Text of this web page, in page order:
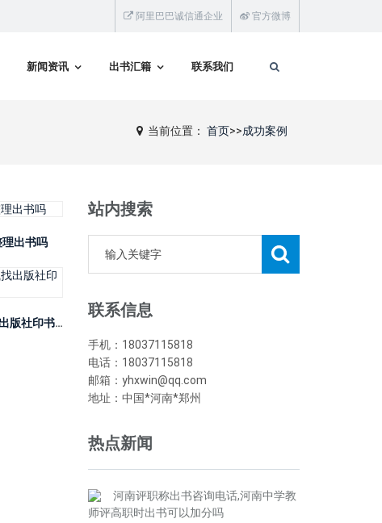
阿里巴巴诚信通企业 官方微博
新闻资讯 出书汇籍 联系我们
当前位置： 首页>>成功案例
出书吗
河南企业单位可以自己出钱找出版社印书吗
站内搜索
联系信息
手机：18037115818
电话：18037115818
邮箱：yhxwin@qq.com
地址：中国*河南*郑州
热点新闻
河南评职称出书咨询电话,河南中学教
师评高职时出书可以加分吗